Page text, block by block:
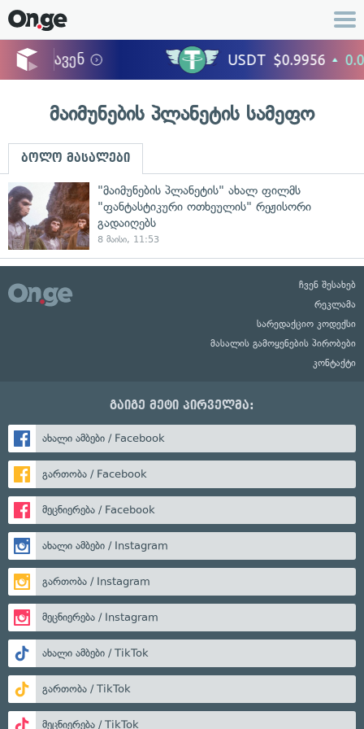
მაიმუნების პლანეტის სამეფო
ბოლო მასალები
"მაიმუნების პლანეტის" ახალ ფილმს
"ფანტასტიკური ოთხეულის" რეჟისორი
გადაიღებს
8 მაისი, 11:53
ჩვენ შესახებ
რეკლამა
სარედაქციო კოდექსი
მასალის გამოყენების პირობები
კონტაქტი
გაიგე მეტი პირველმა:
ახალი ამბები / Facebook
გართობა / Facebook
მეცნიერება / Facebook
ახალი ამბები / Instagram
გართობა / Instagram
მეცნიერება / Instagram
ახალი ამბები / TikTok
გართობა / TikTok
მეცნიერება / TikTok